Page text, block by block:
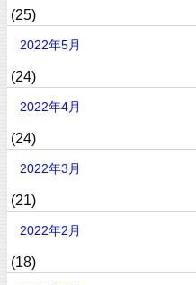
(25)
2022年5月
(24)
2022年4月
(24)
2022年3月
(21)
2022年2月
(18)